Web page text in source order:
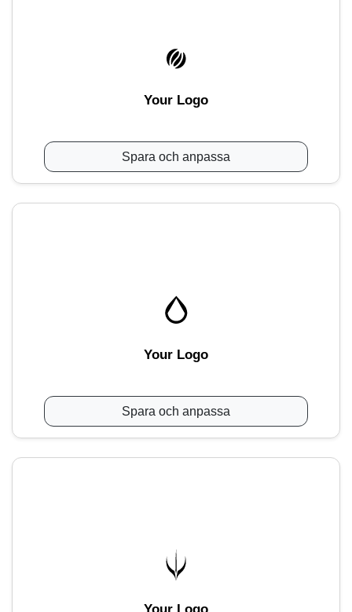
Your Logo
Spara och anpassa
Your Logo
Spara och anpassa